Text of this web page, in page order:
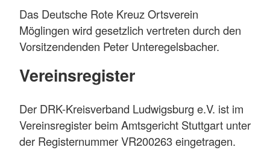
Das Deutsche Rote Kreuz Ortsverein
Möglingen wird gesetzlich vertreten durch den
Vorsitzendenden Peter Unteregelsbacher.
Vereinsregister
Der DRK-Kreisverband Ludwigsburg e.V. ist im
Vereinsregister beim Amtsgericht Stuttgart unter
der Registernummer VR200263 eingetragen.